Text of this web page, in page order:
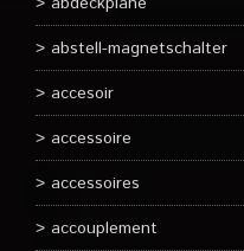
abstell-magnetschalter
accesoir
accessoire
accessoires
accouplement